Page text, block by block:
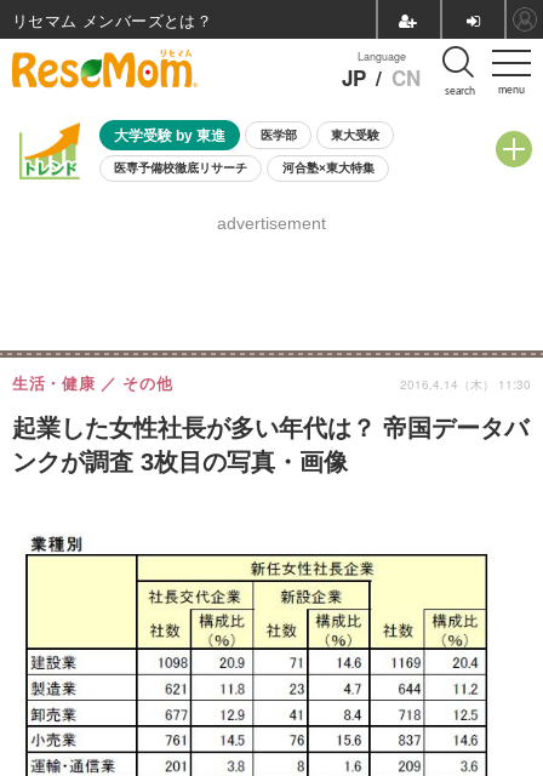
menu
Language
JP / CN search
大学受験 by 東進 医学部 東大受験
医専予備校徹底リサーチ 河合塾×東大特集
8月開催学校説明会・相談会
advertisement
起業した女性社長が多い年代は？ 帝国データバ
ンクが調査 3枚目の写真・画像
生活・健康 その他 2016.4.14（木） 11:30
リセマム メンバーズ